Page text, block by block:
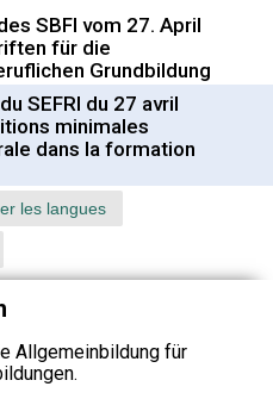
SBFI vom 27. April
für die
Grundbildung
SEFRI du 27 avril
minimales
dans la formation
les langues
Allgemeinbildung für